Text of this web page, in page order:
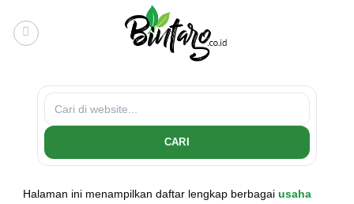
content
CARI
Halaman ini menampilkan daftar lengkap berbagai usaha